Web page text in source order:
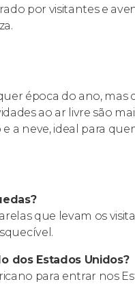
por visitantes e
época do ano,
ao ar livre são
neve, ideal para
que levam os
dos Estados Unidos?
para entrar nos